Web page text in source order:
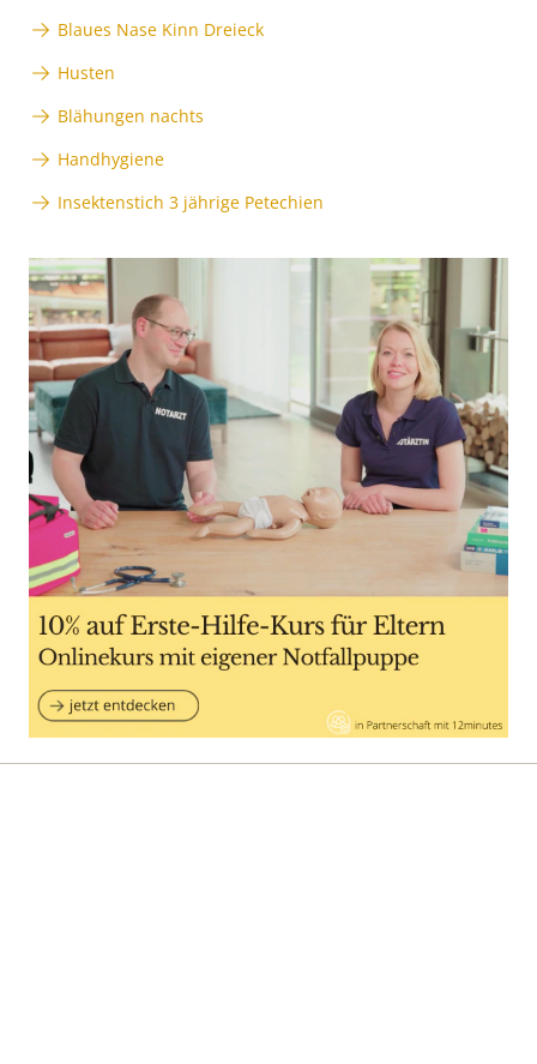
Blaues Nase Kinn Dreieck
Husten
Blähungen nachts
Handhygiene
Insektenstich 3 jährige Petechien